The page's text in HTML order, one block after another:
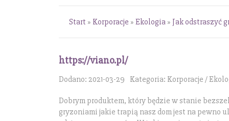
Start » Korporacje » Ekologia » Jak odstraszyć
https://viano.pl/
Dodano: 2021-03-29 Kategoria: Korporacje /
Dobrym produktem, który będzie w stanie
gryzoniami jakie trapią nasz dom jest na pewno